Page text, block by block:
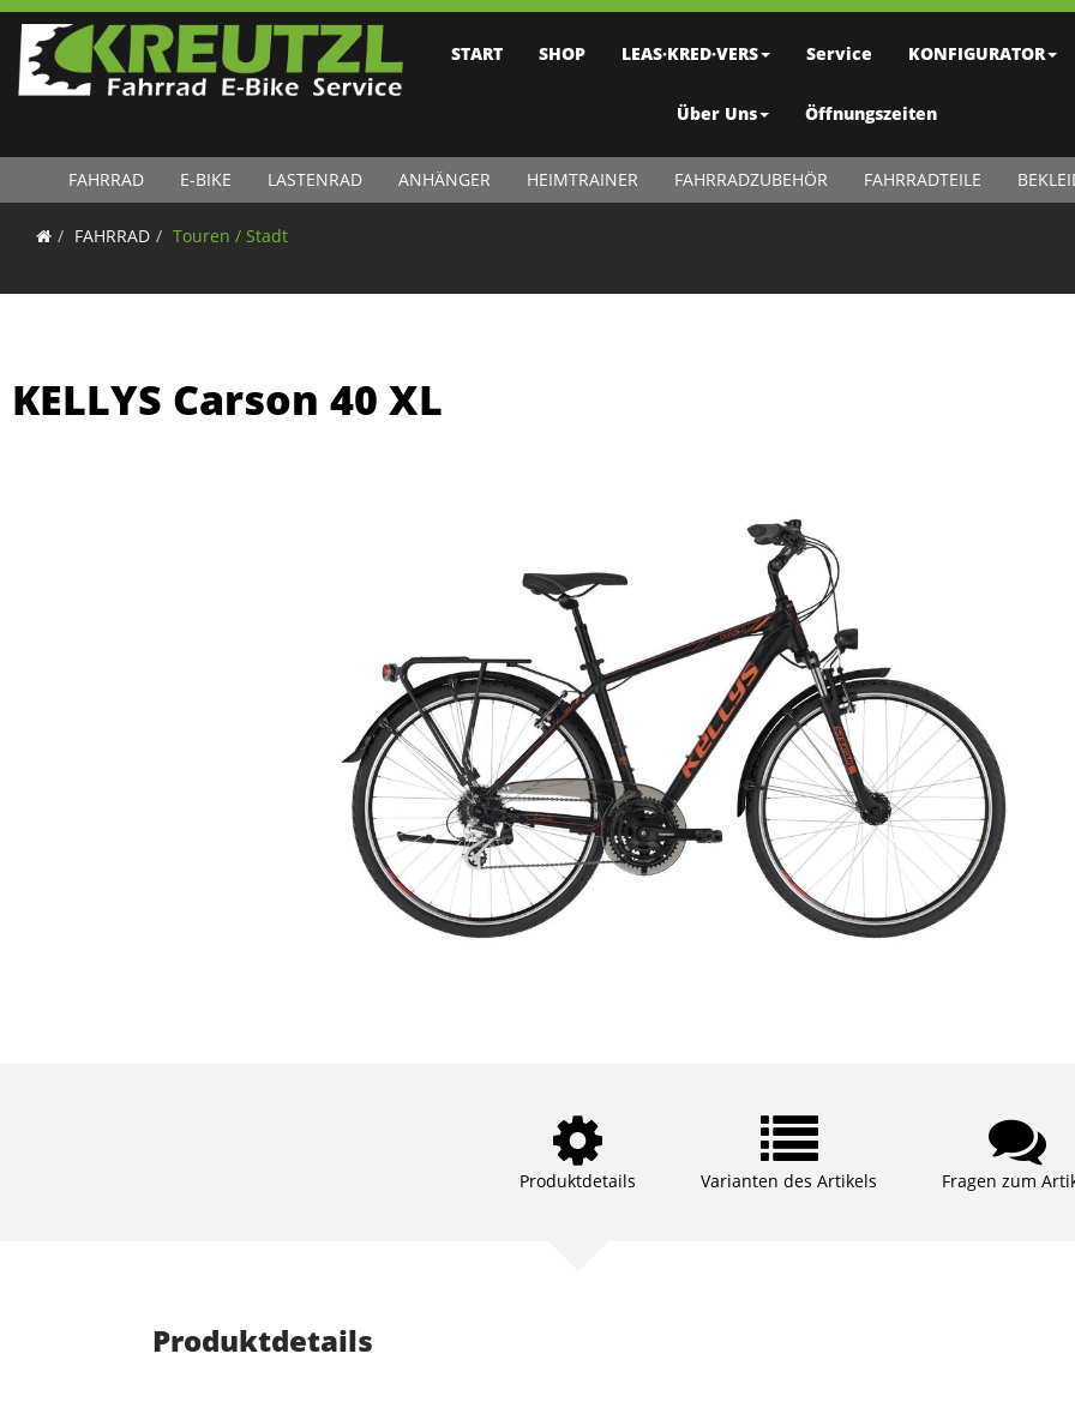
START SHOP LEAS·KRED·VERS Service KONFIGURATOR
Über Uns Öffnungszeiten
FAHRRAD E-BIKE LASTENRAD ANHÄNGER HEIMTRAINER FAHRRADZUBEHÖR FAHRRADTEILE
FAHRRAD Touren / Stadt
KELLYS Carson 40 XL
Produktdetails Varianten des Artikels Fragen zum
Produktdetails